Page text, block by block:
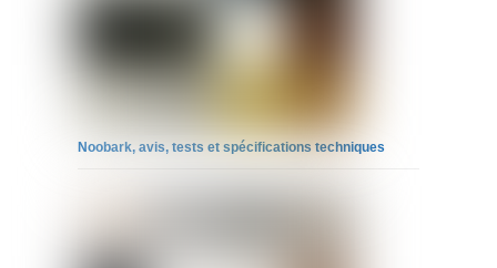
Noobark, avis, tests et spécifications techniques